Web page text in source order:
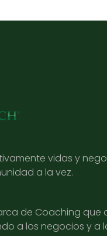
vidas y
a la vez.
de Coaching que
a los negocios y a